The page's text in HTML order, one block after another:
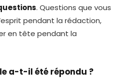
. Questions que vous
pendant la rédaction,
en tête pendant la
a-t-il été répondu ?